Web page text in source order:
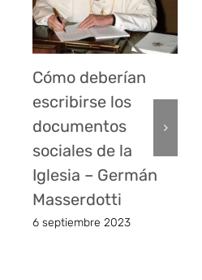
Cómo deberían
escribirse los
documentos
sociales de la
Iglesia – Germán
Masserdotti
6 septiembre 2023